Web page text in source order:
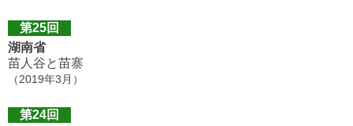
第25回
湖南省
苗人谷と苗寨
（2019年3月）
第24回